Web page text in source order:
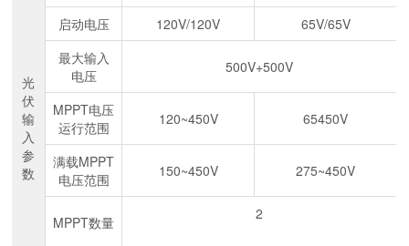
光
伏
输
入
参
数
启动电压 120V/120V
65V/65V
最大输入
电压
500V+500V
MPPT电压
运行范围
120~450V 65450V
满载MPPT
电压范围
150~450V 275~450V
MPPT数量 2